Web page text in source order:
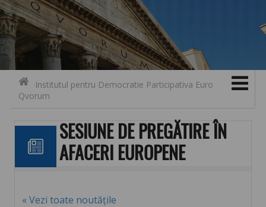
Contact
Skip to content
Institutul pentru Democratie Participativa Euro
Qvorum
SESIUNE DE PREGĂTIRE ÎN
AFACERI EUROPENE
« Vezi toate noutățile